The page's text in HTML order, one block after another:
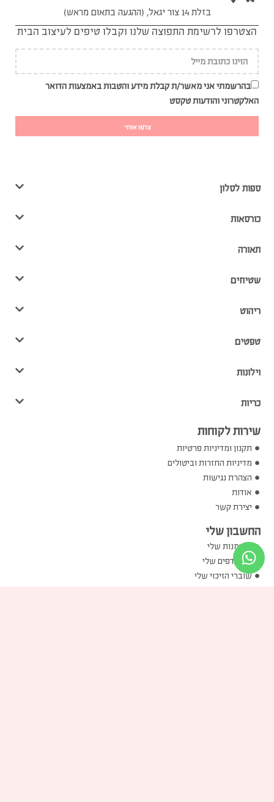
בזלת 14 צור יגאל, (ההגעה בתאום מראש)
הצטרפו לרשימת התפוצה שלנו וקבלו טיפים לעיצוב הבית
בהרשמתי אני מאשר/ת קבלת מידע והטבות באמצעות הדואר
האלקטרוני והודעות טקסט
צרפו אותי
ספות לסלון
כורסאות
תאורה
שטיחים
ריהוט
טפטים
וילונות
כריות
שירות לקוחות
תקנון ומדיניות פרטיות
מדיניות החזרות וביטולים
הצהרת נגישות
אודות
יצירת קשר
החשבון שלי
ההזמנות שלי
המועדפים שלי
שוברי הזיכוי שלי